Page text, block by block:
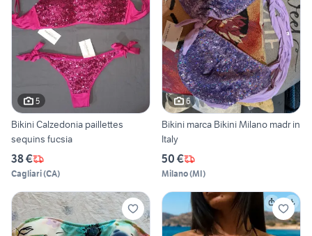
5
Bikini Calzedonia paillettes
sequins fucsia
38 €
Cagliari(CA)
6
Bikini marca Bikini Milano madr in
Italy
50 €
Milano(MI)